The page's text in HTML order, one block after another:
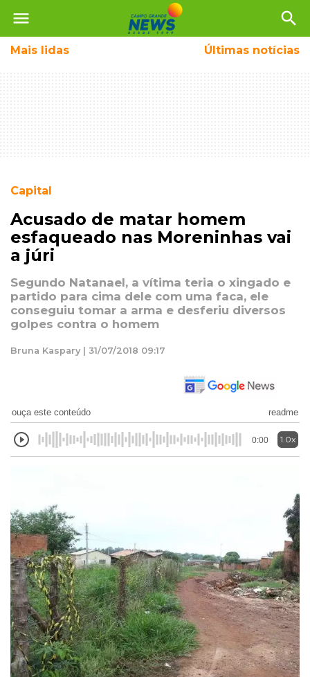
menu search
Mais lidas Últimas notícias
Capital
Acusado de matar homem
esfaqueado nas Moreninhas vai
a júri
Segundo Natanael, a vítima teria o xingado e
partido para cima dele com uma faca, ele
conseguiu tomar a arma e desferiu diversos
golpes contra o homem
Bruna Kaspary | 31/07/2018 09:17
ouça este conteúdo readme
0:00 1.0x